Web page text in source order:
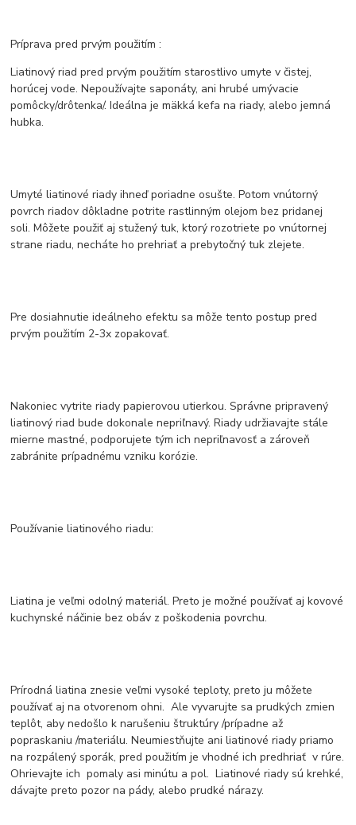
Príprava pred prvým použitím :
Liatinový riad pred prvým použitím starostlivo umyte v čistej,
horúcej vode. Nepoužívajte saponáty, ani hrubé umývacie
pomôcky/drôtenka/. Ideálna je mäkká kefa na riady, alebo jemná
hubka.
Umyté liatinové riady ihneď poriadne osušte. Potom vnútorný
povrch riadov dôkladne potrite rastlinným olejom bez pridanej
soli. Môžete použiť aj stužený tuk, ktorý rozotriete po vnútornej
strane riadu, necháte ho prehriať a prebytočný tuk zlejete.
Pre dosiahnutie ideálneho efektu sa môže tento postup pred
prvým použitím 2-3x zopakovať.
Nakoniec vytrite riady papierovou utierkou. Správne pripravený
liatinový riad bude dokonale nepriľnavý. Riady udržiavajte stále
mierne mastné, podporujete tým ich nepriľnavosť a zároveň
zabránite prípadnému vzniku korózie.
Používanie liatinového riadu:
Liatina je veľmi odolný materiál. Preto je možné používať aj kovové
kuchynské náčinie bez obáv z poškodenia povrchu.
Prírodná liatina znesie veľmi vysoké teploty, preto ju môžete
používať aj na otvorenom ohni. Ale vyvarujte sa prudkých zmien
teplôt, aby nedošlo k narušeniu štruktúry /prípadne až
popraskaniu /materiálu. Neumiestňujte ani liatinové riady priamo
na rozpálený sporák, pred použitím je vhodné ich predhriať v rúre.
Ohrievajte ich pomaly asi minútu a pol. Liatinové riady sú krehké,
dávajte preto pozor na pády, alebo prudké nárazy.